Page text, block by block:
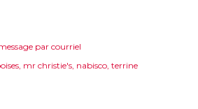
par courriel
mr christie's nabisco terrine